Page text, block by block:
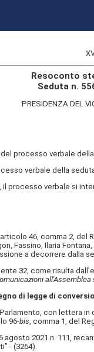
Resoconto
Seduta n.
PRESIDENZA DEL
processo verbale
verbale della
il processo verbale si
46, comma 2,
Fassino, Ilaria
a decorrere dalla
32, come risulta
di legge di
con lettera
96-bis, comma 1, del
agosto 2021 n. 111,
- (3264).